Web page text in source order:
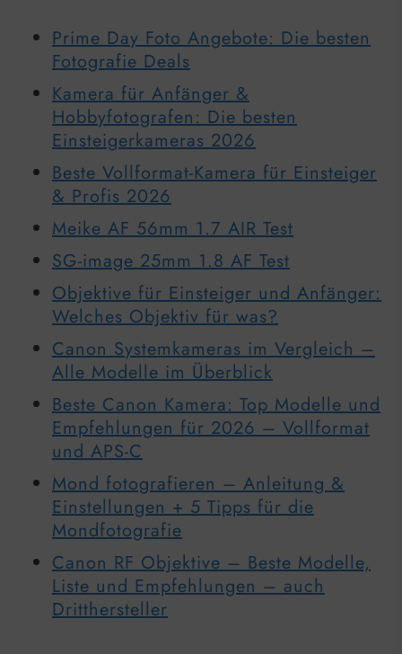
Prime Day Foto Angebote: Die besten
Fotografie Deals
Kamera für Anfänger &
Hobbyfotografen: Die besten
Einsteigerkameras 2026
Beste Vollformat-Kamera für Einsteiger
& Profis 2026
Meike AF 56mm 1.7 AIR Test
SG-image 25mm 1.8 AF Test
Objektive für Einsteiger und Anfänger:
Welches Objektiv für was?
Canon Systemkameras im Vergleich –
Alle Modelle im Überblick
Beste Canon Kamera: Top Modelle und
Empfehlungen für 2026 – Vollformat
und APS-C
Mond fotografieren – Anleitung &
Einstellungen + 5 Tipps für die
Mondfotografie
Canon RF Objektive – Beste Modelle,
Liste und Empfehlungen – auch
Dritthersteller